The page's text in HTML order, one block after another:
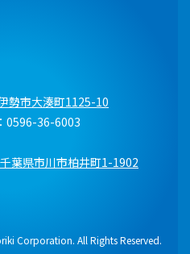
勢市大湊町1125-10
0596-36-6003
葉県市川市柏井町1-1902
Corporation. All Rights Reserved.